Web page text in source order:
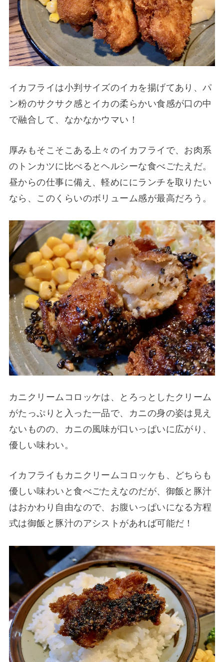
イカフライは小判サイズのイカを揚げてあり、パ
ン粉のサクサク感とイカの柔らかい食感が口の中
で融合して、なかなかウマい！
厚みもそこそこある上々のイカフライで、お肉系
のトンカツに比べるとヘルシーな食べごたえだ。
昼からの仕事に備え、軽めににランチを取りたい
なら、このくらいのボリューム感が最高だろう。
カニクリームコロッケは、とろっとしたクリーム
がたっぷりと入った一品で、カニの身の姿は見え
ないものの、カニの風味が口いっぱいに広がり、
優しい味わい。
イカフライもカニクリームコロッケも、どちらも
優しい味わいと食べごたえなのだが、御飯と豚汁
はおかわり自由なので、お腹いっぱいになる方程
式は御飯と豚汁のアシストがあれば可能だ！